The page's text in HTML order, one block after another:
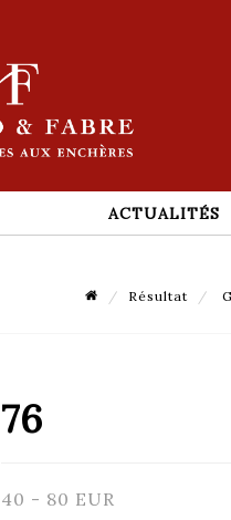
ACTUALITÉS
Résultat
76
40 - 80 EUR